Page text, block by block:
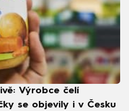
Výrobce čelí
se objevily i v Česku